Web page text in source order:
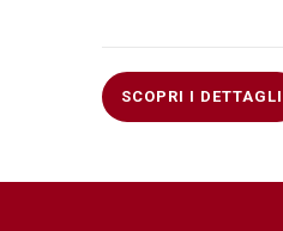
SCOPRI I DETTAGLI